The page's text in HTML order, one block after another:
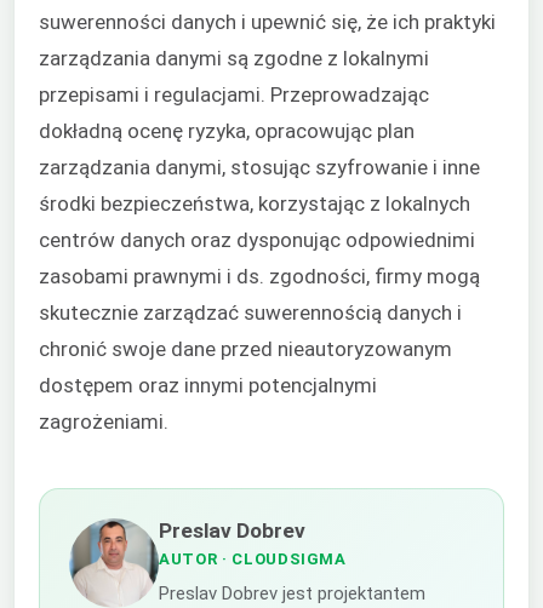
suwerenności danych i upewnić się, że ich praktyki
zarządzania danymi są zgodne z lokalnymi
przepisami i regulacjami. Przeprowadzając
dokładną ocenę ryzyka, opracowując plan
zarządzania danymi, stosując szyfrowanie i inne
środki bezpieczeństwa, korzystając z lokalnych
centrów danych oraz dysponując odpowiednimi
zasobami prawnymi i ds. zgodności, firmy mogą
skutecznie zarządzać suwerennością danych i
chronić swoje dane przed nieautoryzowanym
dostępem oraz innymi potencjalnymi
zagrożeniami.
Preslav Dobrev
AUTOR · CLOUDSIGMA
Preslav Dobrev jest projektantem